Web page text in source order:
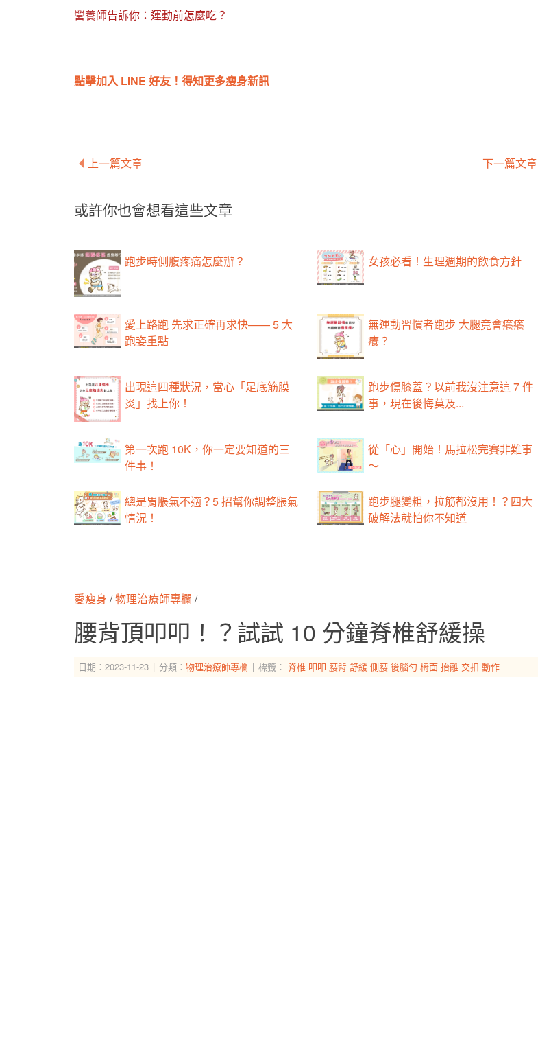
營養師告訴你 ： 運動前怎麼吃？
點擊加入 LINE 好友！得知更多瘦身新訊
上一篇文章 下一篇文章
或許你也會想看這些文章
跑步時側腹疼痛怎麼辦？ 女孩必看！生理週期的飲食方針
愛上路跑 先求正確再求快—— 5 大
跑姿重點
無運動習慣者跑步 大腿竟會癢癢
癢？
出現這四種狀況，當心「足底筋膜
炎」找上你！
跑步傷膝蓋？以前我沒注意這 7 件
事，現在後悔莫及...
第一次跑 10K，你一定要知道的三
件事！
從「心」開始！馬拉松完賽非難事
～
總是胃脹氣不適？5 招幫你調整脹氣
情況！
跑步腿變粗，拉筋都沒用！？四大
破解法就怕你不知道
愛瘦身 /物理治療師專欄 /
腰背頂叩叩！？試試 10 分鐘脊椎舒緩操
日期：2023-11-23 分類： 物理治療師專欄 標籤： 脊椎 叩叩 腰背 舒緩 側腰 後腦勺 椅面 抬離 交扣 動作